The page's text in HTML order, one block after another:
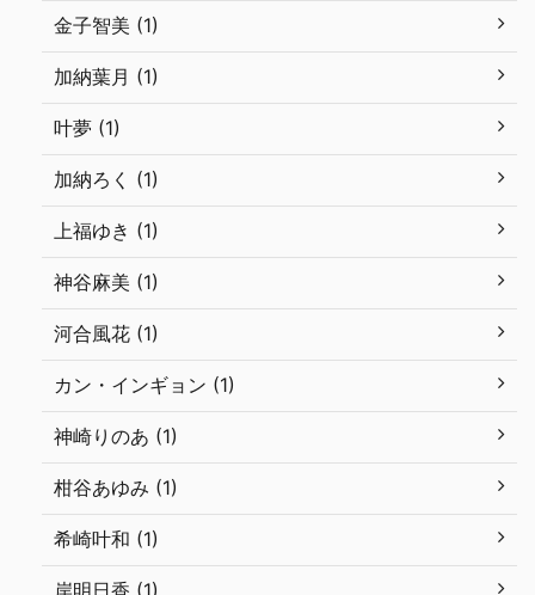
金子智美 (1)
加納葉月 (1)
叶夢 (1)
加納ろく (1)
上福ゆき (1)
神谷麻美 (1)
河合風花 (1)
カン・インギョン (1)
神崎りのあ (1)
柑谷あゆみ (1)
希崎叶和 (1)
岸明日香 (1)